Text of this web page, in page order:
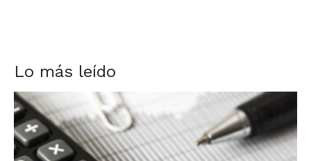
Lo más leído